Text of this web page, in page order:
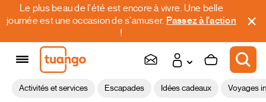
Le plus beau de l'été est encore à vivre. Une belle
journée est une occasion de s'amuser. Passez à l'action
!
Activités et services Escapades Idées cadeaux Voyages